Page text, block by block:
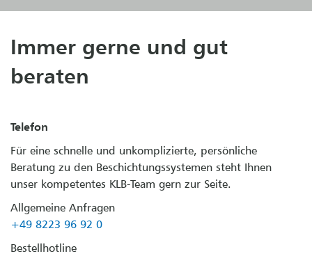
Immer gerne und gut
beraten
Telefon
Für eine schnelle und unkomplizierte, persönliche
Beratung zu den Beschichtungssystemen steht Ihnen
unser kompetentes KLB-Team gern zur Seite.
Allgemeine Anfragen
+49 8223 96 92 0
Bestellhotline